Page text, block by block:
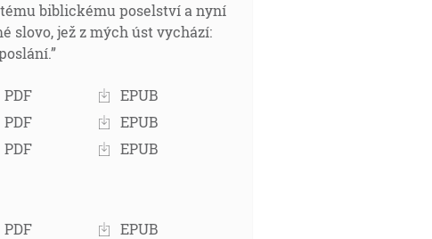
biblickému poselství a nyní
slovo, jež z mých úst vychází:
PDF
EPUB
PDF
EPUB
PDF
EPUB
PDF
EPUB